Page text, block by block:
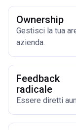
Ownership
Gestisci la tua
azienda.
Feedback
radicale
Essere diretti